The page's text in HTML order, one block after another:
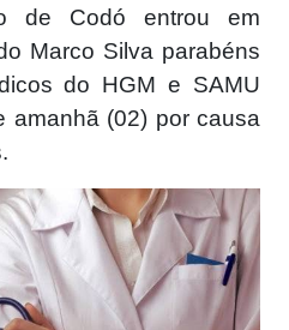
de Codó entrou em
Marco Silva parabéns
do HGM e SAMU
amanhã (02) por causa